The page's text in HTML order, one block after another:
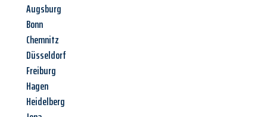
Augsburg
Bonn
Chemnitz
Düsseldorf
Freiburg
Hagen
Heidelberg